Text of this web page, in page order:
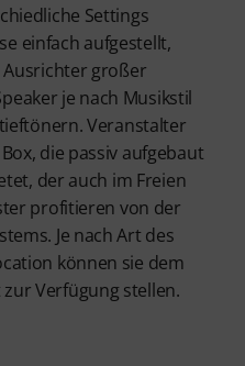
Dabei können sie den
Settings
einfach aufgestellt,
Ausrichter großer
je nach Musikstil
Veranstalter
die passiv aufgebaut
der auch im Freien
profitieren von der
Je nach Art des
können sie dem